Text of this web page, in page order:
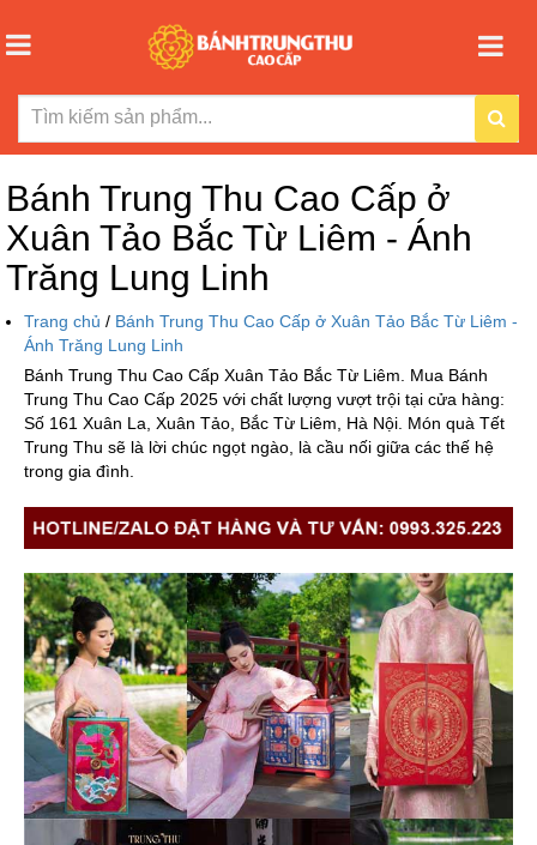
Bánh Trung Thu Cao Cấp ở
Xuân Tảo Bắc Từ Liêm - Ánh
Trăng Lung Linh
Trang chủ / Bánh Trung Thu Cao Cấp ở Xuân Tảo Bắc Từ Liêm -
Ánh Trăng Lung Linh
Bánh Trung Thu Cao Cấp Xuân Tảo Bắc Từ Liêm. Mua Bánh
Trung Thu Cao Cấp 2025 với chất lượng vượt trội tại cửa hàng:
Số 161 Xuân La, Xuân Tảo, Bắc Từ Liêm, Hà Nội. Món quà Tết
Trung Thu sẽ là lời chúc ngọt ngào, là cầu nối giữa các thế hệ
trong gia đình.